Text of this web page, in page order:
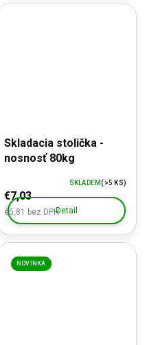
Skladacia stolička -
nosnosť 80kg
€5,81 bez DPH
€7,03
SKLADEM(>5 KS)
Detail
NOVINKA